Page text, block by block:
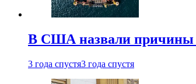
В США назвали причины
3 года спустя3 года спустя